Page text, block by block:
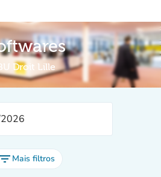
Droit Lille
filter_list Mais filtros